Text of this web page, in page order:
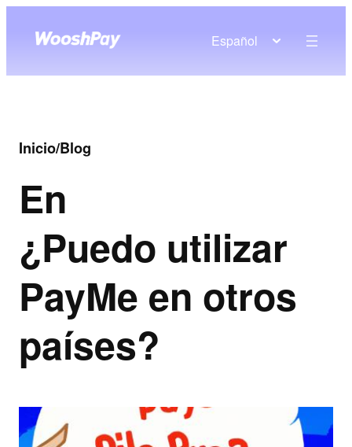
Español
Inicio/Blog
En
¿Puedo utilizar
PayMe en otros
países?